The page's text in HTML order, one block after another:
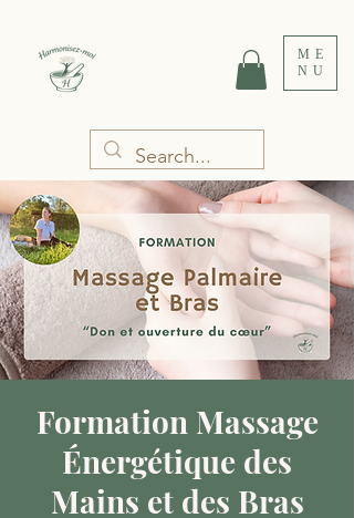
ME
NU
Formation Massage
Énergétique des
Mains et des Bras